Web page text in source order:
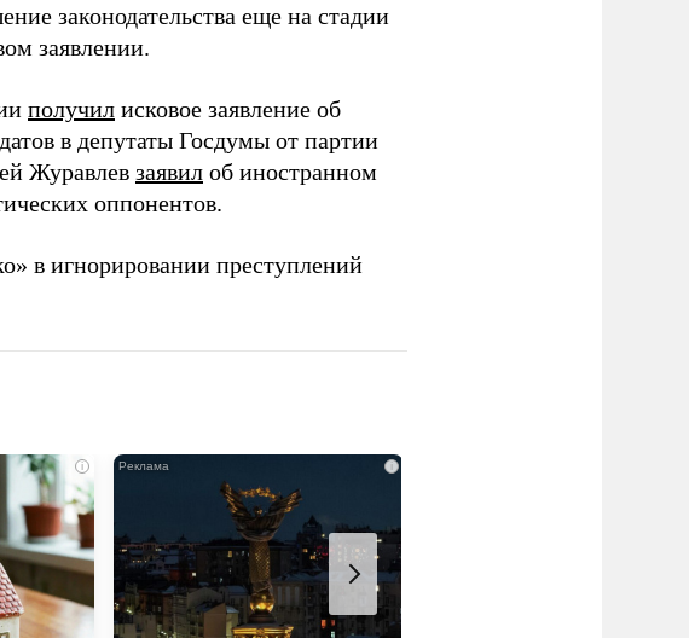
законодательства еще на стадии
заявлении.
получил исковое заявление об
в депутаты Госдумы от партии
Журавлев заявил об иностранном
оппонентов.
в игнорировании преступлений
i i